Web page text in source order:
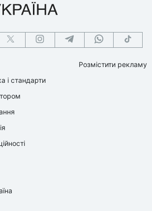
і стандарти
Розмістити рекламу